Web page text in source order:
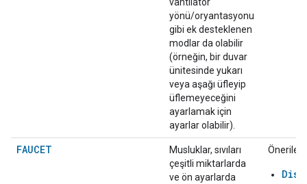
yönü/oryantasyonu
gibi ek desteklenen
modlar da olabilir
(örneğin, bir duvar
ünitesinde yukarı
veya aşağı üfleyip
üflemeyeceğini
ayarlamak için
ayarlar olabilir).
FAUCET
Musluklar, sıvıları
çeşitli miktarlarda
ve ön ayarlarda
Önerilen: